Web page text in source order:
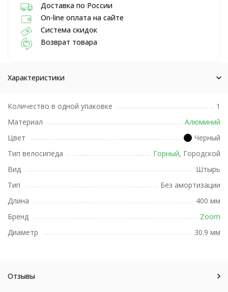
Доставка по России
On-line оплата на сайте
Система скидок
Возврат товара
Характеристики
Количество в одной упаковке
1
Материал
Алюминий
Цвет
Черный
Тип велосипеда
Горный, Городской
Вид
Штырь
Тип
Без амортизации
Длина
400 мм
Бренд
Zoom
Диаметр
30.9 мм
Отзывы